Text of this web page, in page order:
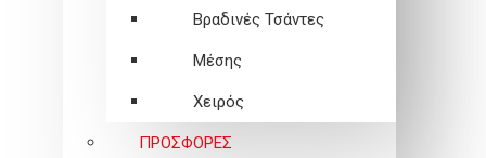
Βραδινές Τσάντες
Μέσης
Χειρός
ΠΡΟΣΦΟΡΕΣ